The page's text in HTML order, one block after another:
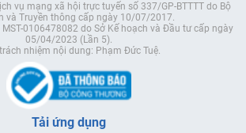
vụ mạng xã hội trực tuyến số 337/GP-BTTTT do Bộ
và Truyền thông cấp ngày 10/07/2017.
0106478082 do Sở Kế hoạch và Đầu tư cấp ngày
05/04/2023 (Lần 5).
nhiệm nội dung: Phạm Đức Tuệ.
Tải ứng dụng